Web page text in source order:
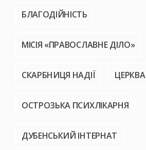
БЛАГОДІЙНІСТЬ
МІСІЯ «ПРАВОСЛАВНЕ ДІЛО»
СКАРБНИЦЯ НАДІЇ ЦЕРКВА
ОСТРОЗЬКА ПСИХЛІКАРНЯ
ДУБЕНСЬКИЙ ІНТЕРНАТ